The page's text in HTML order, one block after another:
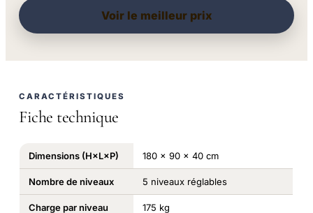
Voir le meilleur prix
CARACTÉRISTIQUES
Fiche technique
Dimensions (H×L×P) 180 × 90 × 40 cm
Nombre de niveaux 5 niveaux réglables
Charge par niveau 175 kg